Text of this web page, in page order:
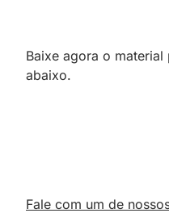
Baixe agora o
abaixo.
Fale com um de